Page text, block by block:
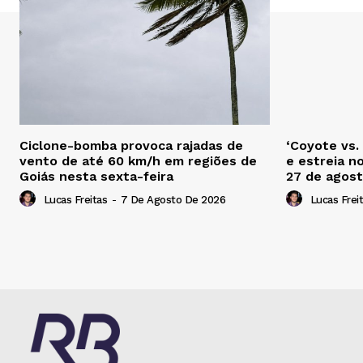
Ciclone-bomba provoca rajadas de
vento de até 60 km/h em regiões de
Goiás nesta sexta-feira
Lucas Freitas - 7 De Agosto De 2026
‘Coyote
e estreia
27 de
Lucas